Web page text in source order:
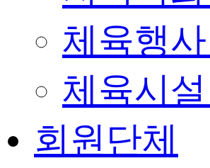
체육행
체육시
회원단체